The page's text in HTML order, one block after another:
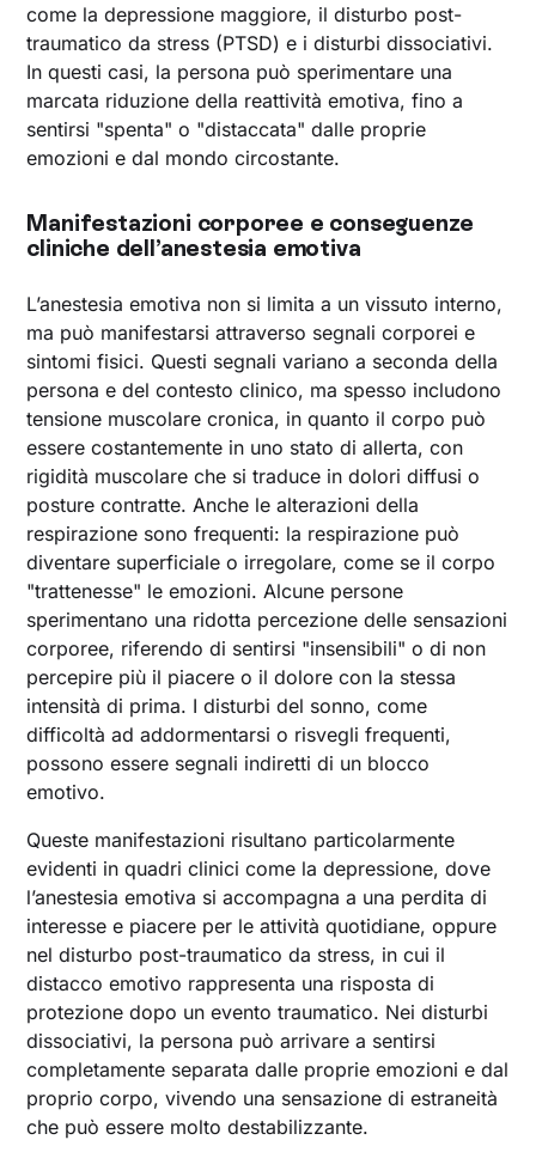
come la depressione maggiore, il disturbo post-
traumatico da stress (PTSD) e i disturbi dissociativi.
In questi casi, la persona può sperimentare una
marcata riduzione della reattività emotiva, fino a
sentirsi "spenta" o "distaccata" dalle proprie
emozioni e dal mondo circostante.
Manifestazioni corporee e conseguenze
cliniche dell’anestesia emotiva
L’anestesia emotiva non si limita a un vissuto interno,
ma può manifestarsi attraverso segnali corporei e
sintomi fisici. Questi segnali variano a seconda della
persona e del contesto clinico, ma spesso includono
tensione muscolare cronica, in quanto il corpo può
essere costantemente in uno stato di allerta, con
rigidità muscolare che si traduce in dolori diffusi o
posture contratte. Anche le alterazioni della
respirazione sono frequenti: la respirazione può
diventare superficiale o irregolare, come se il corpo
"trattenesse" le emozioni. Alcune persone
sperimentano una ridotta percezione delle sensazioni
corporee, riferendo di sentirsi "insensibili" o di non
percepire più il piacere o il dolore con la stessa
intensità di prima. I disturbi del sonno, come
difficoltà ad addormentarsi o risvegli frequenti,
possono essere segnali indiretti di un blocco
emotivo.
Queste manifestazioni risultano particolarmente
evidenti in quadri clinici come la depressione, dove
l’anestesia emotiva si accompagna a una perdita di
interesse e piacere per le attività quotidiane, oppure
nel disturbo post-traumatico da stress, in cui il
distacco emotivo rappresenta una risposta di
protezione dopo un evento traumatico. Nei disturbi
dissociativi, la persona può arrivare a sentirsi
completamente separata dalle proprie emozioni e dal
proprio corpo, vivendo una sensazione di estraneità
che può essere molto destabilizzante.